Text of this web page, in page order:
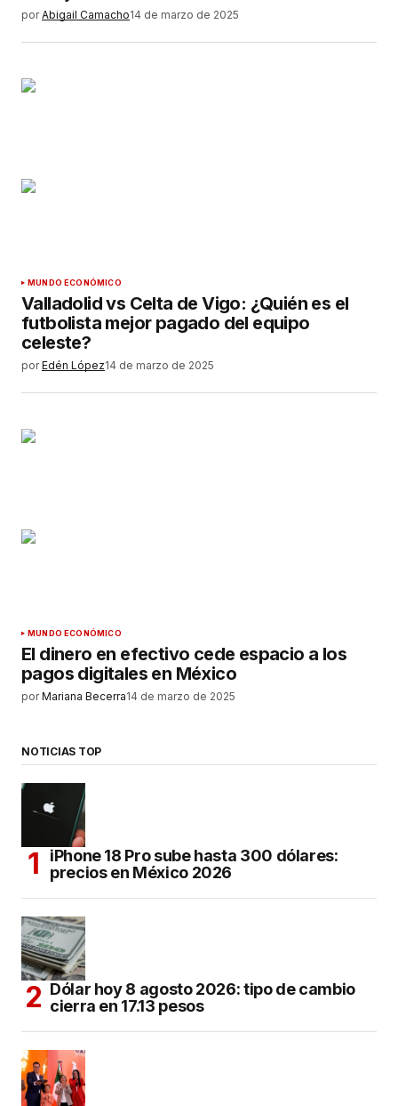
por Abigail Camacho14 de marzo de 2025
MUNDO ECONÓMICO
Valladolid vs Celta de Vigo: ¿Quién es el
futbolista mejor pagado del equipo
celeste?
por Edén López14 de marzo de 2025
MUNDO ECONÓMICO
El dinero en efectivo cede espacio a los
pagos digitales en México
por Mariana Becerra14 de marzo de 2025
NOTICIAS TOP
iPhone 18 Pro sube hasta 300 dólares:
precios en México 2026
Dólar hoy 8 agosto 2026: tipo de cambio
cierra en 17.13 pesos